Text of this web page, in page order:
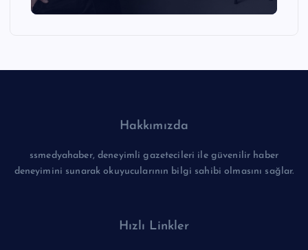
Hakkımızda
ssmedyahaber, deneyimli gazetecileri ile güvenilir haber
deneyimini sunarak okuyucularının bilgi sahibi olmasını sağlar.
Hızlı Linkler